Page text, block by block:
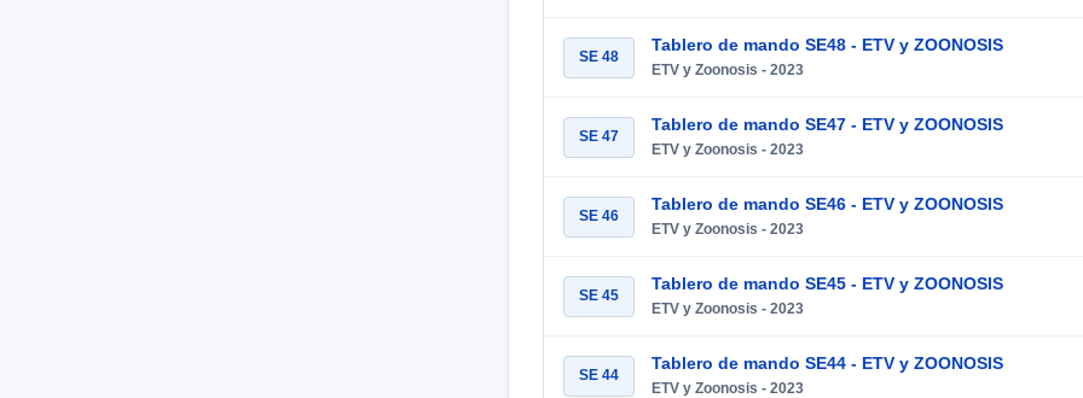
SE 48
Tablero de mando SE48 - ETV y ZOONOSIS
ETV y Zoonosis - 2023
SE 47
Tablero de mando SE47 - ETV y ZOONOSIS
ETV y Zoonosis - 2023
SE 46
Tablero de mando SE46 - ETV y ZOONOSIS
ETV y Zoonosis - 2023
SE 45
Tablero de mando SE45 - ETV y ZOONOSIS
ETV y Zoonosis - 2023
SE 44
Tablero de mando SE44 - ETV y ZOONOSIS
ETV y Zoonosis - 2023